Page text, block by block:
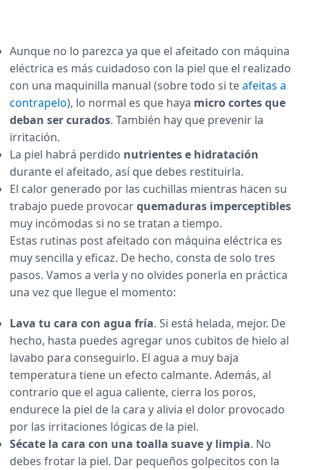
Aunque no lo parezca ya que el afeitado con máquina
eléctrica es más cuidadoso con la piel que el realizado
con una maquinilla manual (sobre todo si teafeitas a
contrapelo), lo normal es que haya micro cortes que
deban ser curados. También hay que prevenir la
irritación.
La piel habrá perdido nutrientes e hidratación
durante el afeitado, así que debes restituirla.
El calor generado por las cuchillas mientras hacen su
trabajo puede provocarquemaduras imperceptibles
muy incómodas si no se tratan a tiempo.
Estas rutinas post afeitado con máquina eléctrica es
muy sencilla y eficaz. De hecho, consta de solo tres
pasos. Vamos a verla y no olvides ponerla en práctica
una vez que llegue el momento:
Lava tu cara con agua fría. Si está helada, mejor. De
hecho, hasta puedes agregar unos cubitos de hielo al
lavabo para conseguirlo. El agua a muy baja
temperatura tiene un efecto calmante. Además, al
contrario que el agua caliente, cierra los poros,
endurece la piel de la cara y alivia el dolor provocado
por las irritaciones lógicas de la piel.
Sécate la cara con una toalla suave y limpia. No
debes frotar la piel. Dar pequeños golpecitos con la